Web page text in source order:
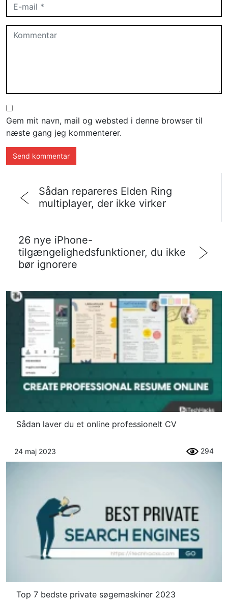
Gem mit navn, mail og websted i denne browser til
næste gang jeg kommenterer.
Sådan repareres Elden Ring
multiplayer, der ikke virker
26 nye iPhone-
tilgængelighedsfunktioner, du ikke
bør ignorere
Sådan laver du et online professionelt CV
24 maj 2023 294
Top 7 bedste private søgemaskiner 2023